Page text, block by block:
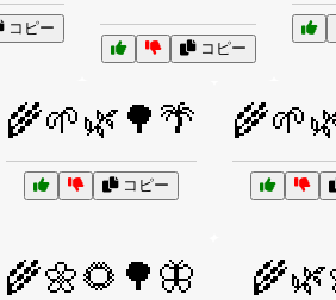
コピー
コピー
🌾🌱🌿🌳🌴
コピー
🌾🌼🌻🌳🦋